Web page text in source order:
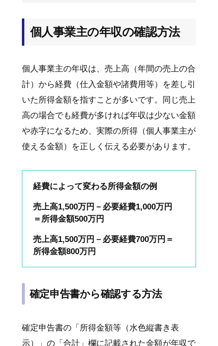
個人事業主の年収の確認方法
個人事業主の年収は、売上高（年間の売上の合
計）から経費（仕入金額や諸費用等）を差し引
いた所得金額を指すことが多いです。同じ売上
高の場合でも経費が多ければ年収は少ない金額
や赤字になるため、実際の所得（個人事業主が
使える金額）を正しく伝える必要があります。
経費によって変わる所得金額の例
売上高1,500万円－必要経費1,000万円
＝所得金額500万円
売上高1,500万円－必要経費700万円＝
所得金額800万円
確定申告書から確認する方法
確定申告書の「所得金額等（水色縦書き表
示）」の「合計」欄に記載された金額が年収で